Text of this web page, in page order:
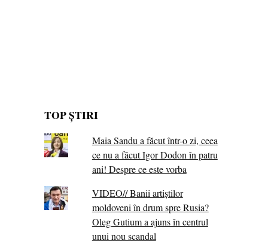
TOP ȘTIRI
Maia Sandu a făcut într-o zi, ceea
ce nu a făcut Igor Dodon în patru
ani! Despre ce este vorba
VIDEO// Banii artiștilor
moldoveni în drum spre Rusia?
Oleg Gutium a ajuns în centrul
unui nou scandal